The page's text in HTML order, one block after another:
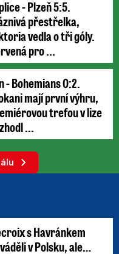
- Plzeň 5:5.
přestřelka,
vedla o tři góly.
pro ...
- Bohemians 0:2.
mají první výhru,
trefou v lize
...
s Havránkem
v Polsku, ale…